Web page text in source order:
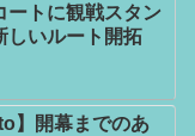
ートに観戦スタン
しいルート開拓
】開幕までのあ